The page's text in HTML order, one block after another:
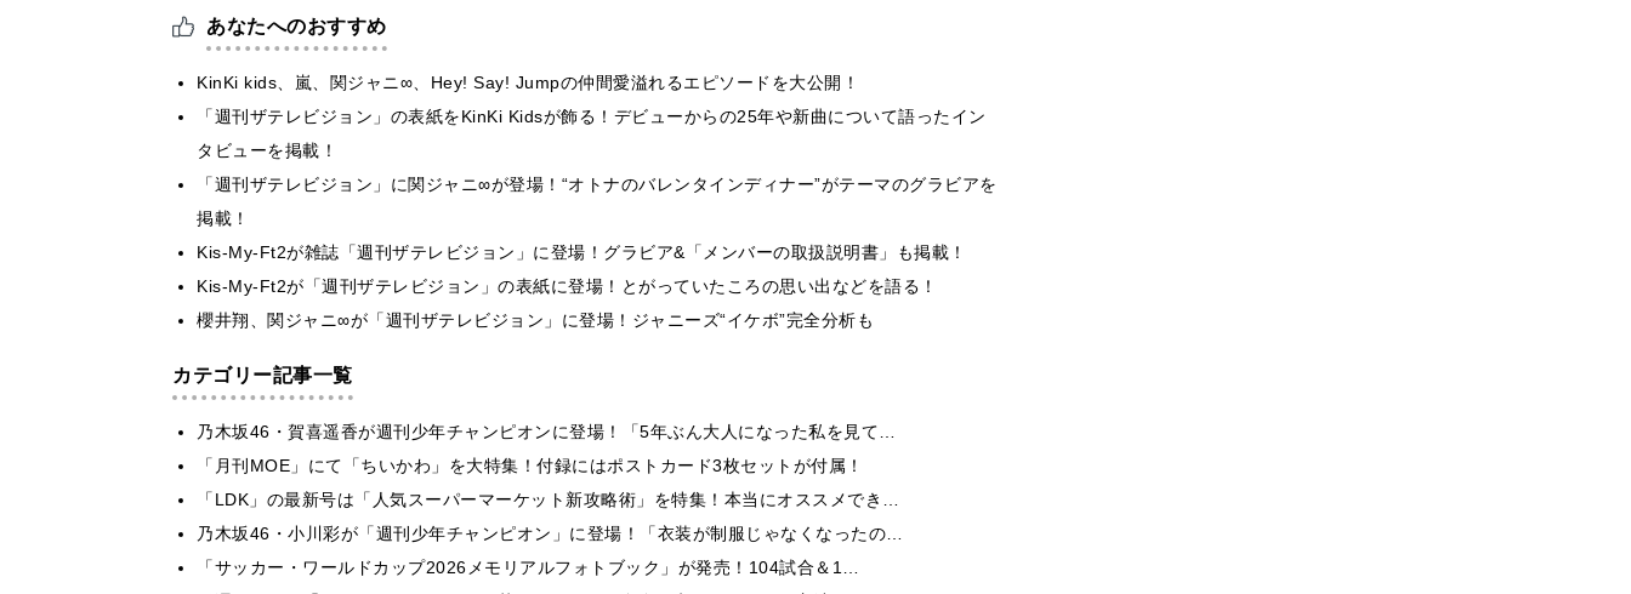
あなたへのおすすめ
KinKi kids、嵐、関ジャニ∞、Hey! Say! Jumpの仲間愛溢れるエピソードを大公開！
「週刊ザテレビジョン」の表紙をKinKi Kidsが飾る！デビューからの25年や新曲について語ったイン
タビューを掲載！
「週刊ザテレビジョン」に関ジャニ∞が登場！“オトナのバレンタインディナー”がテーマのグラビアを
掲載！
Kis-My-Ft2が雑誌「週刊ザテレビジョン」に登場！グラビア&「メンバーの取扱説明書」も掲載！
Kis-My-Ft2が「週刊ザテレビジョン」の表紙に登場！とがっていたころの思い出などを語る！
櫻井翔、関ジャニ∞が「週刊ザテレビジョン」に登場！ジャニーズ“イケボ”完全分析も
カテゴリー記事一覧
乃木坂46・賀喜遥香が週刊少年チャンピオンに登場！「5年ぶん大人になった私を見て…
「月刊MOE」にて「ちいかわ」を大特集！付録にはポストカード3枚セットが付属！
「LDK」の最新号は「人気スーパーマーケット新攻略術」を特集！本当にオススメでき…
乃木坂46・小川彩が「週刊少年チャンピオン」に登場！「衣装が制服じゃなくなったの…
「サッカー・ワールドカップ2026メモリアルフォトブック」が発売！104試合＆1…